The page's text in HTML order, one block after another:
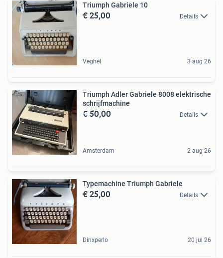
Triumph Gabriele 10
€ 25,00 Details
Veghel 3 aug 26
Triumph Adler Gabriele 8008 elektrische
schrijfmachine
€ 50,00 Details
Amsterdam 2 aug 26
Typemachine Triumph Gabriele
€ 25,00 Details
Dinxperlo 20 jul 26